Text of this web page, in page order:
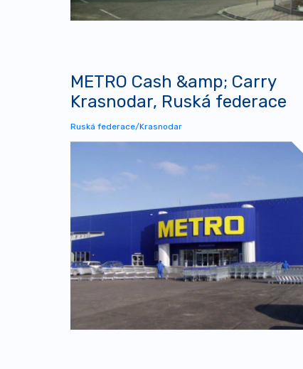
METRO Cash &amp; Carry
Krasnodar, Ruská federace
Ruská federace/Krasnodar